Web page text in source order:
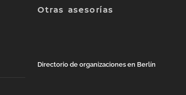
Otras asesorías
Directorio de organizaciones en Berlín